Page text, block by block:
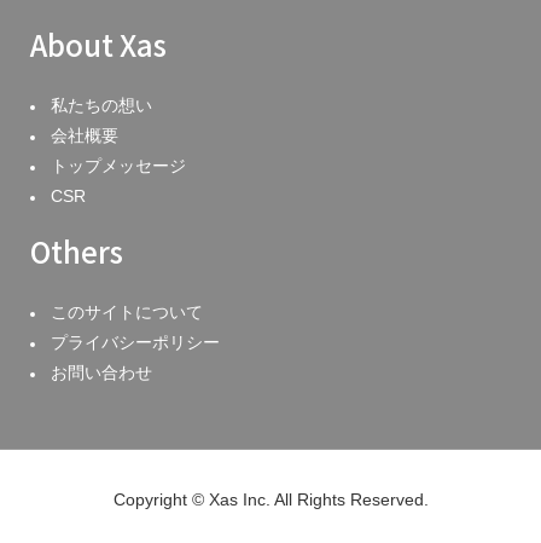
About Xas
私たちの想い
会社概要
トップメッセージ
CSR
Others
このサイトについて
プライバシーポリシー
お問い合わせ
Copyright © Xas Inc. All Rights Reserved.